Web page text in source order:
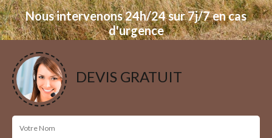
Nous intervenons 24h/24 sur 7j/7 en cas
d'urgence
DEVIS GRATUIT